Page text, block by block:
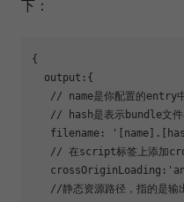
下：
{
output :{
// name是你配置的entry
// hash是表示bundle文件
   filename:
// 在script标签上添加
   crossOriginLoading:
//静态资源路径，指的是输